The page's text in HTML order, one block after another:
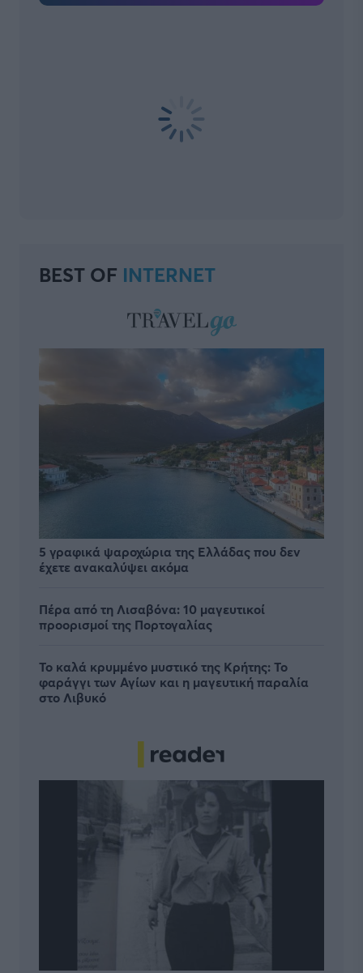
BEST OF INTERNET
5 γραφικά ψαροχώρια της Ελλάδας που δεν
έχετε ανακαλύψει ακόμα
Πέρα από τη Λισαβόνα: 10 μαγευτικοί
προορισμοί της Πορτογαλίας
Το καλά κρυμμένο μυστικό της Κρήτης: Το
φαράγγι των Αγίων και η μαγευτική παραλία
στο Λιβυκό